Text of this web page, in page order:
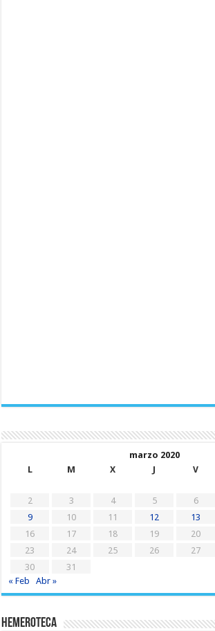
marzo 2020
L
M X J V
2
3 4 5 6
9
10 11 12 13
16
17 18 19 20
23
24 25 26 27
30
31
« Feb
Abr »
Hemeroteca